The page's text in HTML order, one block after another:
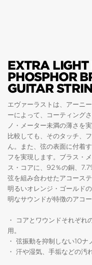
EXTRA
PHOSPHOR
GUITAR
エヴァーラストは、アーニ
ーによって、コーティング
ノ・メーター未満の薄さを
比較しても、そのタッチ、
ん。また、弦の表面に付着
フを実現します。ブラス・
ス・コアに、92％の銅、
弦を組み合わせたアコース
明るいオレンジ・ゴールド
明なサウンドが特徴のアコ
・ コアとワウンドそれぞれ
用。
・ 弦振動を抑制しない10ナ
・ 汗や湿気、手垢などの汚